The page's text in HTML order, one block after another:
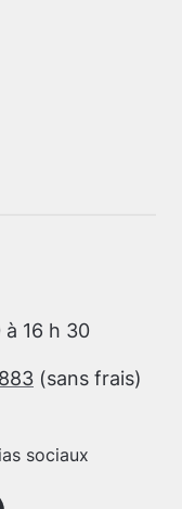
16 h 30
(sans frais)
sociaux